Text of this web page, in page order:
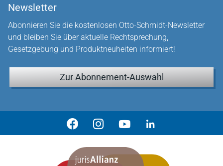
Newsletter
Abonnieren Sie die kostenlosen Otto-Schmidt-Newsletter
und bleiben Sie über aktuelle Rechtsprechung,
Gesetzgebung und Produktneuheiten informiert!
Zur Abonnement-Auswahl